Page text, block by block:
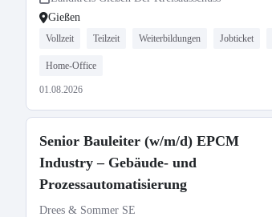
Gießen
Vollzeit Teilzeit Weiterbildungen Jobticket
Home-Office
01.08.2026
Senior Bauleiter (w/m/d) EPCM
Industry – Gebäude- und
Prozessautomatisierung
Drees & Sommer SE